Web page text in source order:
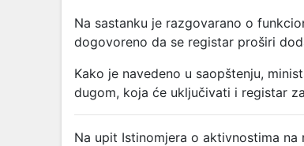
Na sastanku je razgovarano o
dogovoreno da se registar proširi
Kako je navedeno u saopštenju,
dugom, koja će uključivati i registar
Na upit Istinomjera o aktivnostima